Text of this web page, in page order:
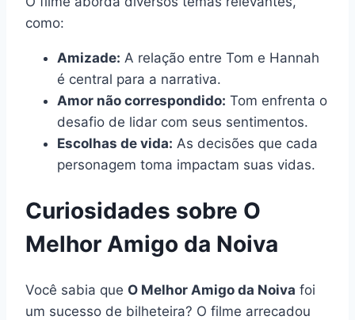
como:
Amizade: A relação entre Tom e Hannah
é central para a narrativa.
Amor não correspondido: Tom enfrenta o
desafio de lidar com seus sentimentos.
Escolhas de vida: As decisões que cada
personagem toma impactam suas vidas.
Curiosidades sobre O
Melhor Amigo da Noiva
Você sabia que O Melhor Amigo da Noiva foi
um sucesso de bilheteira? O filme arrecadou